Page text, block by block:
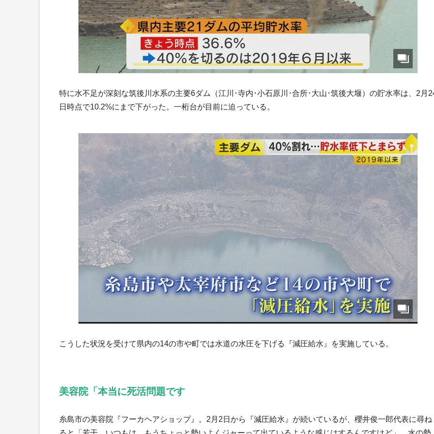
特に水不足が深刻な筑後川水系の主要6ダム（江川･寺内･小石原川･合所･大山･筑後大堰）の貯水率は、2月
日時点で10.2%にまで下がった。一桁台が目前に迫っている。
こうした状況を受けて県内の14の市や町では水道の水圧を下げる『減圧給水』を実施している。
美容院「本当に死活問題です
糸島市の美容院『フーカヘアショップ』。2月2日から『減圧給水』が続いているが、櫻井俊一郎代表に尋ね